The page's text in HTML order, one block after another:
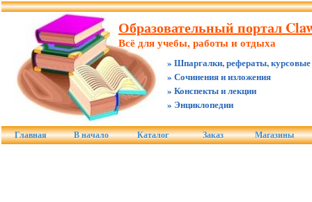
Образовательный портал
Всё для учебы, работы и отдыха
» Шпаргалки, рефераты, курсовые
» Сочинения и изложения
» Конспекты и лекции
» Энциклопедии
Главная В начало Каталог Заказ Магазины